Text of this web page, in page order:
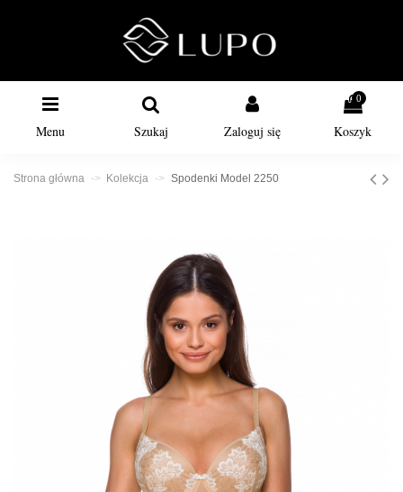
Menu Szukaj Zaloguj się
0
Koszyk
Strona główna Kolekcja Spodenki Model 2250